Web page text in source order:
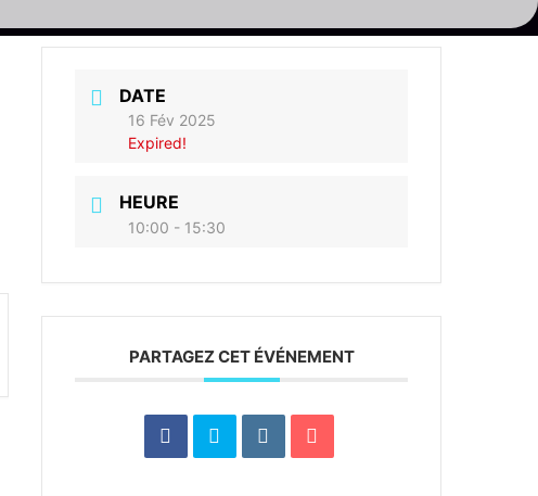
DATE
16 Fév 2025
Expired!
HEURE
10:00 - 15:30
PARTAGEZ CET ÉVÉNEMENT